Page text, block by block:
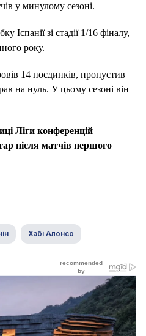
у минулому сезоні.
Іспанії зі стадії 1/16 фіналу,
року.
14 поєдинків, пропустив
на нуль. У цьому сезоні він
Ліги конференцій
після матчів першого
Хабі Алонсо